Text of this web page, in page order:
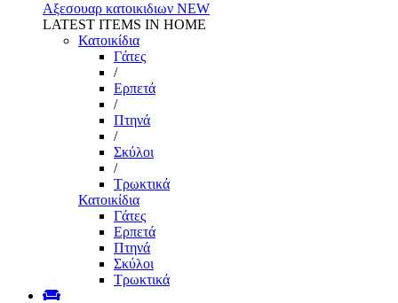
Αξεσουαρ κατοικιδιων NEW
LATEST ITEMS IN HOME
Κατοικίδια
Γάτες
/
Ερπετά
/
Πτηνά
/
Σκύλοι
/
Τρωκτικά
Κατοικίδια
Γάτες
Ερπετά
Πτηνά
Σκύλοι
Τρωκτικά